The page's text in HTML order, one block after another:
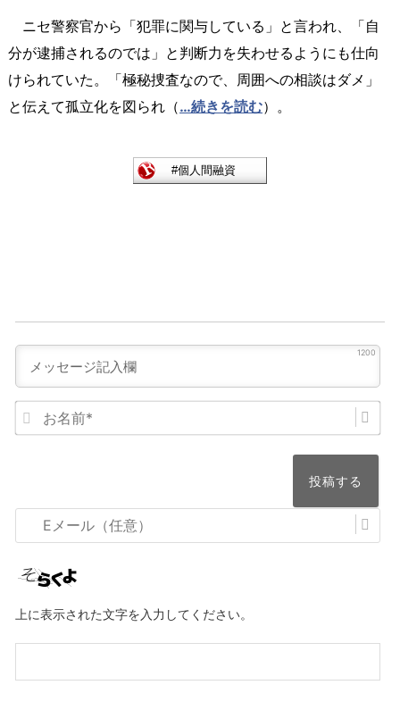
ニセ警察官から「犯罪に関与している」と言われ、「自
分が逮捕されるのでは」と判断力を失わせるようにも仕向
けられていた。「極秘捜査なので、周囲への相談はダメ」
と伝えて孤立化を図られ（…続きを読む）。
1200
メ
ル
意）
上に表示された文字を入力してください。